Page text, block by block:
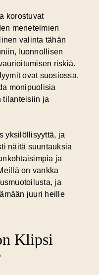
korostuvat
menetelmien
valinta tähän
luonnollisen
riskiä.
ovat suosiossa,
monipuolisia
tilanteisiin ja
yksilöllisyyttä, ja
näitä suuntauksia
ja
on vankka
ja
juuri heille
Klipsi